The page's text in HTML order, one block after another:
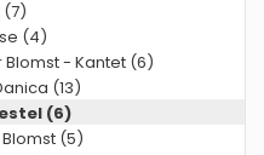
(7)
(4)
- Kantet (6)
(13)
(6)
(5)